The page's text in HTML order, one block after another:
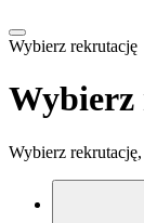
Wybierz rekrutację
Wybierz